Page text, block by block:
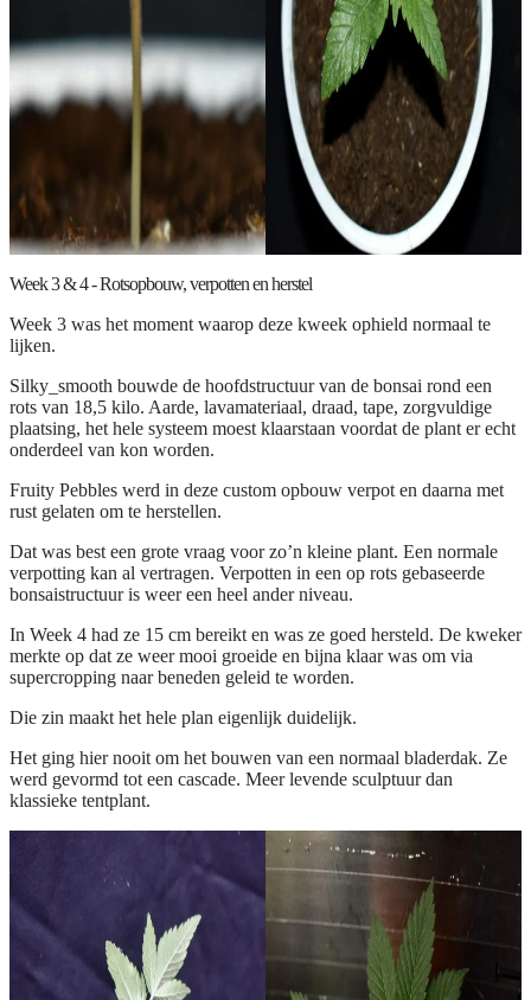
Week 3 & 4 - Rotsopbouw, verpotten en herstel
Week 3 was het moment waarop deze kweek ophield normaal te
lijken.
Silky_smooth bouwde de hoofdstructuur van de bonsai rond een
rots van 18,5 kilo. Aarde, lavamateriaal, draad, tape, zorgvuldige
plaatsing, het hele systeem moest klaarstaan voordat de plant er echt
onderdeel van kon worden.
Fruity Pebbles werd in deze custom opbouw verpot en daarna met
rust gelaten om te herstellen.
Dat was best een grote vraag voor zo’n kleine plant. Een normale
verpotting kan al vertragen. Verpotten in een op rots gebaseerde
bonsaistructuur is weer een heel ander niveau.
In Week 4 had ze 15 cm bereikt en was ze goed hersteld. De kweker
merkte op dat ze weer mooi groeide en bijna klaar was om via
supercropping naar beneden geleid te worden.
Die zin maakt het hele plan eigenlijk duidelijk.
Het ging hier nooit om het bouwen van een normaal bladerdak. Ze
werd gevormd tot een cascade. Meer levende sculptuur dan
klassieke tentplant.